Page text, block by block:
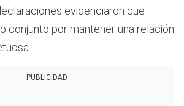
evidenciaron que
conjunto por mantener una relación
PUBLICIDAD